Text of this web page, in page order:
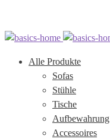
Zur
springen
Zum
springenAlle Produkte
Sofas
Stühle
Tische
Aufbewahrung
Accessoires